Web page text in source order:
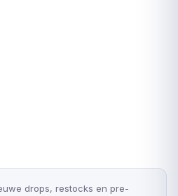
drops, restocks en pre-